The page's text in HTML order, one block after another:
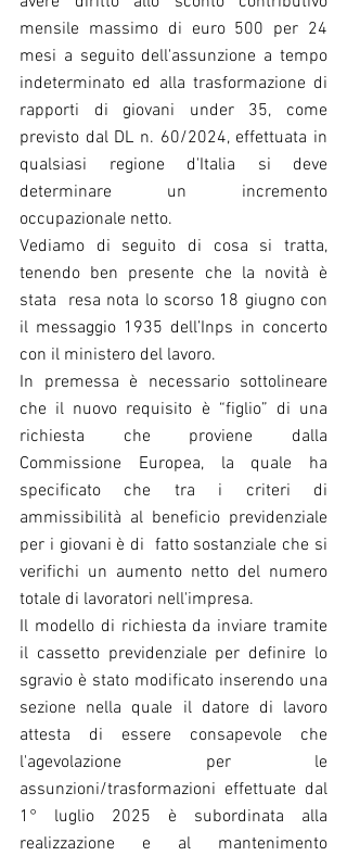
mensile massimo di euro 500 per 24
mesi a seguito dell'assunzione a tempo
indeterminato ed alla trasformazione di
rapporti di giovani under 35, come
previsto dal DL n. 60/2024, effettuata in
qualsiasi regione d'Italia si deve
determinare un incremento
occupazionale netto.
Vediamo di seguito di cosa si tratta,
tenendo ben presente che la novità è
stata  resa nota lo scorso 18 giugno con
il messaggio 1935 dell’Inps in concerto
con il ministero del lavoro.
In premessa è necessario sottolineare
che il nuovo requisito è “figlio” di una
richiesta che proviene dalla
Commissione Europea, la quale ha
specificato che tra i criteri di
ammissibilità al beneficio previdenziale
per i giovani è di  fatto sostanziale che si
verifichi un aumento netto del numero
totale di lavoratori nell'impresa.
Il modello di richiesta da inviare tramite
il cassetto previdenziale per definire lo
sgravio è stato modificato inserendo una
sezione nella quale il datore di lavoro
attesta di essere consapevole che
l'agevolazione per le
assunzioni/trasformazioni effettuate dal
1° luglio 2025 è subordinata alla
realizzazione e al mantenimento